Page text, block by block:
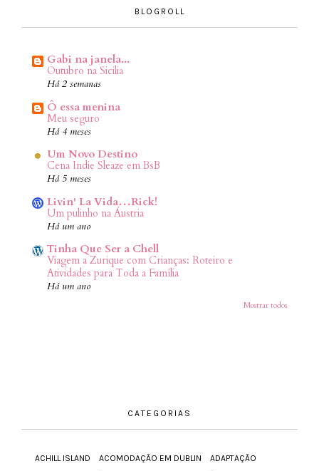
BLOGROLL
Gabi na janela...
Outubro na Sicilia
Há 2 semanas
Ô essa menina
Meu seguro
Há 4 meses
Um Novo Destino
Cena Indie Sleaze em BsB
Há 5 meses
Livin' La Vida…Rick!
Um pulinho na Áustria
Há um ano
Tinha Que Ser a Chell
Viagem a Zurique com Crianças: Roteiro e
Atividades para Toda a Família
Há um ano
Mostrar todos
CATEGORIAS
ACHILL ISLAND ACOMODAÇÃO EM DUBLIN
ADAPTAÇÃO